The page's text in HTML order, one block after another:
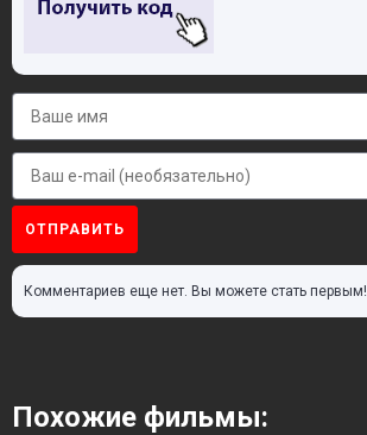
ОТПРАВИТЬ
Комментариев еще нет. Вы можете стать первым!
Похожие фильмы: